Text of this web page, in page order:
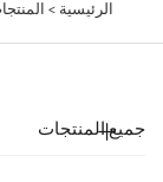
الرئيسية >
جميع المنتجات